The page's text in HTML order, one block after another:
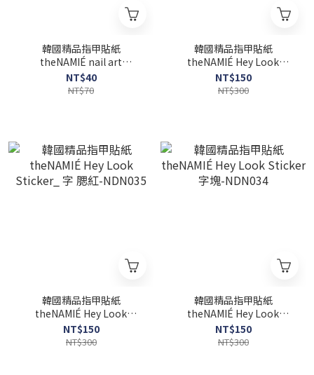
韓國精品指甲貼紙
theNAMIÉ nail art
collection Sticker_ 小圓鍊
圈_金-NGEM005-1
NT$40
NT$70
韓國精品指甲貼紙
theNAMIÉ Hey Look
Sticker_ 項鍊-NDN066
NT$150
NT$300
韓國精品指甲貼紙
theNAMIÉ Hey Look
Sticker_ 字 腮紅-NDN035
NT$150
NT$300
韓國精品指甲貼紙
theNAMIÉ Hey Look
Sticker 字塊-NDN034
NT$150
NT$300